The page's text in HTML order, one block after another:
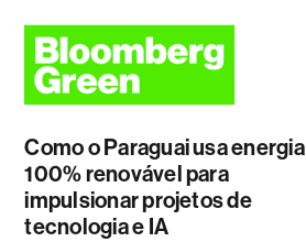
Como o Paraguai usa energia
100% renovável para
impulsionar projetos de
tecnologia e IA